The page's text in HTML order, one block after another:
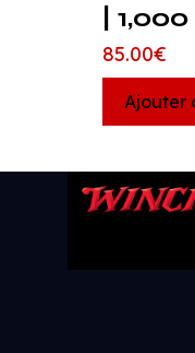
|
85.00€
Ajouter